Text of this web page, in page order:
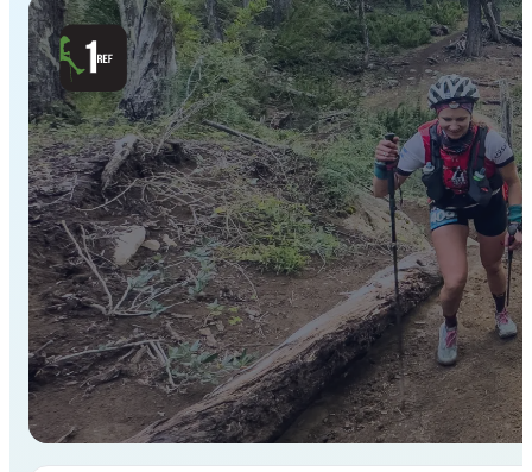
Espacio corredor
Bariloche
Resultados